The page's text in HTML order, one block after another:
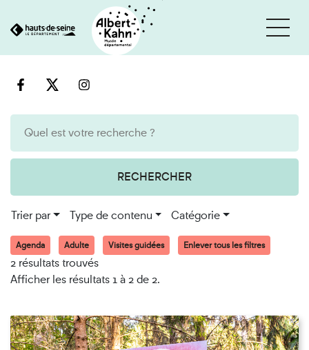
au
RECHERCHER
Trier par Type de contenu Catégorie
Agenda Adulte Visites guidées Enlever tous les filtres
2 résultats trouvés
Afficher les résultats 1 à 2 de 2.
Cookies et traceurs utilisés sur ce site